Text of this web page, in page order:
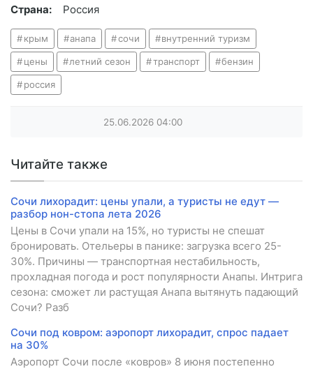
Страна:
Россия
крым анапа сочи внутренний туризм
цены летний сезон транспорт бензин
россия
25.06.2026 04:00
Читайте также
Сочи лихорадит: цены упали, а туристы не едут —
разбор нон-стопа лета 2026
Цены в Сочи упали на 15%, но туристы не спешат
бронировать. Отельеры в панике: загрузка всего 25-
30%. Причины — транспортная нестабильность,
прохладная погода и рост популярности Анапы. Интрига
сезона: сможет ли растущая Анапа вытянуть падающий
Сочи? Разб
Сочи под ковром: аэропорт лихорадит, спрос падает
на 30%
Аэропорт Сочи после «ковров» 8 июня постепенно